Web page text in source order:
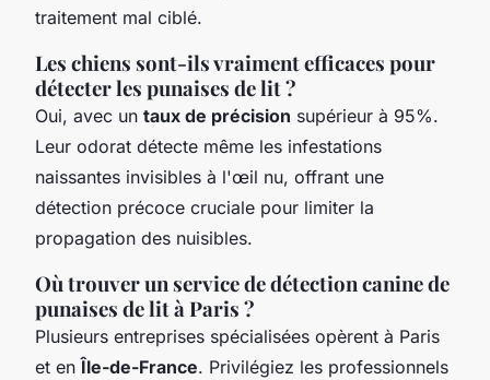
traitement mal ciblé.
Les chiens sont-ils vraiment efficaces pour
détecter les punaises de lit ?
Oui, avec un taux de précision supérieur à 95%.
Leur odorat détecte même les infestations
naissantes invisibles à l'œil nu, offrant une
détection précoce cruciale pour limiter la
propagation des nuisibles.
Où trouver un service de détection canine de
punaises de lit à Paris ?
Plusieurs entreprises spécialisées opèrent à Paris
et en Île-de-France. Privilégiez les professionnels